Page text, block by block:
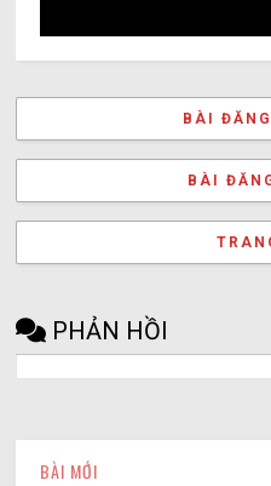
BÀI
BÀI
PHẢN HỒI
BÀI MỚI